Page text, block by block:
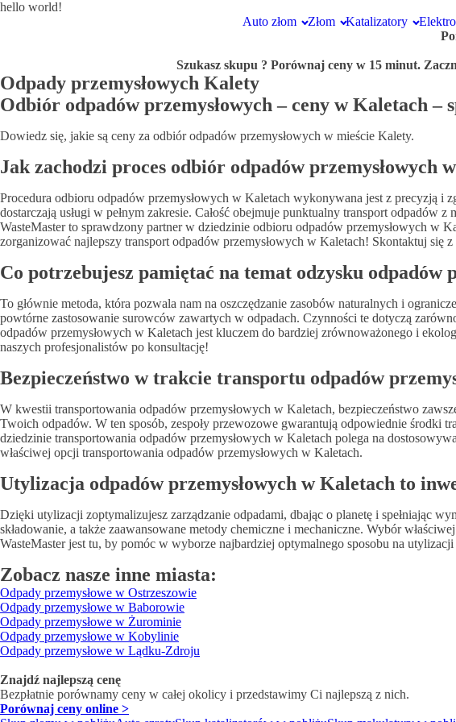
hello world!
Auto złom
Złom Katalizatory
Szukasz skupu ? Porównaj ceny w 15 minut.
Odpady przemysłowych Kalety
Odbiór odpadów przemysłowych – ceny w Kaletach –
Dowiedz się, jakie są ceny za odbiór odpadów przemysłowych w mieście Kalety.
Jak zachodzi proces odbiór odpadów przemysłowych
Procedura odbioru odpadów przemysłowych w Kaletach wykonywana jest z precyzją
dostarczają usługi w pełnym zakresie. Całość obejmuje punktualny transport
WasteMaster to sprawdzony partner w dziedzinie odbioru odpadów przemysłowych w
zorganizować najlepszy transport odpadów przemysłowych w Kaletach! Skontaktuj się
Co potrzebujesz pamiętać na temat odzysku odpadów
To głównie metoda, która pozwala nam na oszczędzanie zasobów naturalnych i
powtórne zastosowanie surowców zawartych w odpadach. Czynności te dotyczą
odpadów przemysłowych w Kaletach jest kluczem do bardziej zrównoważonego i
naszych profesjonalistów po konsultację!
Bezpieczeństwo w trakcie transportu odpadów
W kwestii transportowania odpadów przemysłowych w Kaletach, bezpieczeństwo
Twoich odpadów. W ten sposób, zespoły przewozowe gwarantują odpowiednie środki
dziedzinie transportowania odpadów przemysłowych w Kaletach polega na
właściwej opcji transportowania odpadów przemysłowych w Kaletach.
Utylizacja odpadów przemysłowych w Kaletach to
Dzięki utylizacji zoptymalizujesz zarządzanie odpadami, dbając o planetę i spełniając
składowanie, a także zaawansowane metody chemiczne i mechaniczne. Wybór
WasteMaster jest tu, by pomóc w wyborze najbardziej optymalnego sposobu na
Zobacz nasze inne miasta:
Odpady przemysłowe w Ostrzeszowie
Odpady przemysłowe w Baborowie
Odpady przemysłowe w Żurominie
Odpady przemysłowe w Kobylinie
Odpady przemysłowe w Lądku-Zdroju
Znajdź najlepszą cenę
Bezpłatnie porównamy ceny w całej okolicy i przedstawimy Ci najlepszą z nich.
Porównaj ceny online >